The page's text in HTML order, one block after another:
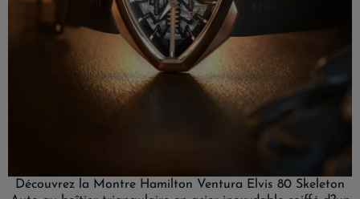
Découvrez la Montre Hamilton Ventura Elvis 80 Skeleton